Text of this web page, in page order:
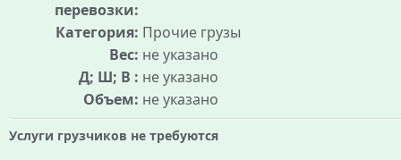
перевозки:
Категория: Прочие грузы
Вес: не указано
Д; Ш; В : не указано
Объем: не указано
Услуги грузчиков не требуются